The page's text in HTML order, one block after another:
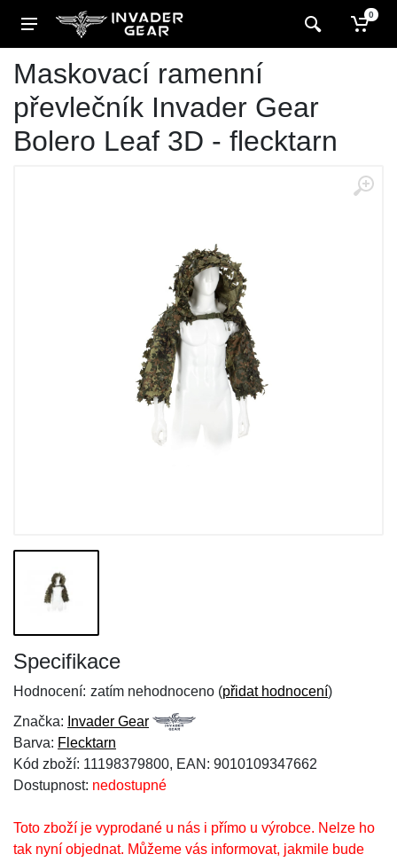
0
Maskovací ramenní
převlečník Invader Gear
Bolero Leaf 3D - flecktarn
Specifikace
Hodnocení: zatím nehodnoceno (přidat hodnocení)
Značka: Invader Gear
Barva: Flecktarn
Kód zboží: 11198379800, EAN: 9010109347662
Dostupnost: nedostupné
Toto zboží je vyprodané u nás i přímo u výrobce. Nelze ho
tak nyní objednat. Můžeme vás informovat, jakmile bude